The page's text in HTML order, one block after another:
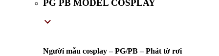
PG PB MODEL COSPLAY
Người mẫu cosplay – PG/PB – Phát tờ rơi